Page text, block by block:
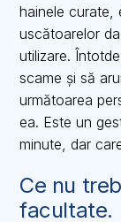
hainele curate,
uscătoarelor
utilizare.
scame și să
următoarea
ea. Este un
minute, dar
Ce nu
facultate.